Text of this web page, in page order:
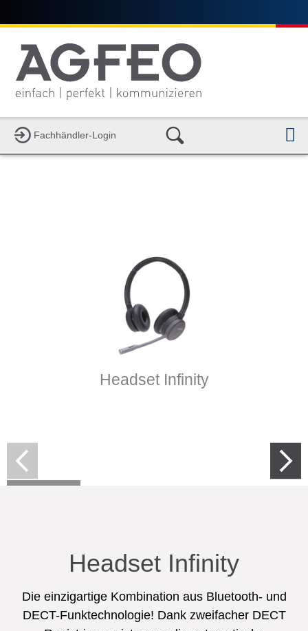
Fachhändler-Login
Headset Infinity
Headset Infinity
Die einzigartige Kombination aus Bluetooth- und
DECT-Funktechnologie! Dank zweifacher DECT